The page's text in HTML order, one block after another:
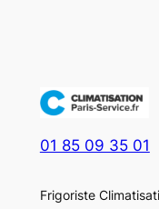
01 85 09 35 01
Frigoriste